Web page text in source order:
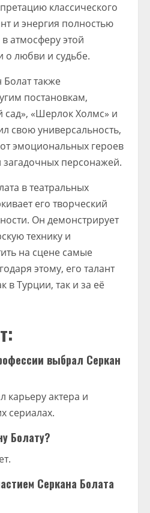
классического
и энергия полностью
атмосферу этой
о любви и судьбе.
Болат также
постановкам,
«Шерлок Холмс» и
свою универсальность,
эмоциональных героев
персонажей.
в театральных
его творческий
Он демонстрирует
технику и
на сцене самые
этому, его талант
в Турции, так и за её
выбрал Серкан
карьеру актера и
сериалах.
Болату?
Серкана Болата